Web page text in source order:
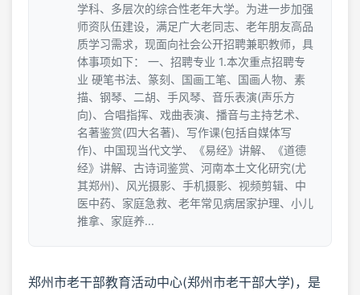
学科、多层次的综合性老年大学。为进一步加强
师资队伍建设，满足广大老同志、老年朋友高品
质学习需求，现面向社会公开招聘兼职教师，具
体事项如下： 一、招聘专业 1.本次重点招聘专
业 硬笔书法、篆刻、国画工笔、国画人物、素
描、钢琴、二胡、手风琴、音乐表演(声乐方
向)、合唱指挥、戏曲表演、播音与主持艺术、
名著鉴赏(四大名著)、写作课(包括自媒体写
作)、中国现当代文学、《易经》讲解、《道德
经》讲解、古诗词鉴赏、河南本土文化研究(尤
其郑州)、风光摄影、手机摄影、视频剪辑、中
医中药、家庭急救、老年常见病居家护理、小儿
推拿、家庭养...
郑州市老干部教育活动中心(郑州市老干部大学)，是